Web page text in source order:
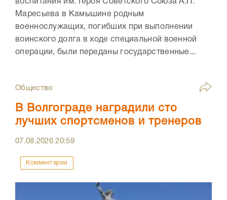
Маресьева в Камышине родным
военнослужащих, погибших при выполнении
воинского долга в ходе специальной военной
операции, были переданы государственные...
Общество
В Волгограде наградили сто
лучших спортсменов и тренеров
07.08.202620:59
Комментарии